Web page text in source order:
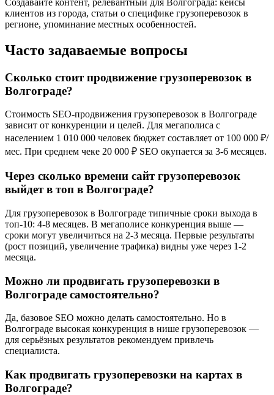
клиентов из города, статьи о специфике грузоперевозок в
регионе, упоминание местных особенностей.
Часто задаваемые вопросы
Сколько стоит продвижение грузоперевозок в
Волгограде?
Стоимость SEO-продвижения грузоперевозок в Волгограде
зависит от конкуренции и целей. Для мегаполиса с
населением 1 010 000 человек бюджет составляет от 100 000 ₽/
мес. При среднем чеке 20 000 ₽ SEO окупается за 3-6 месяцев.
Через сколько времени сайт грузоперевозок
выйдет в топ в Волгограде?
Для грузоперевозок в Волгограде типичные сроки выхода в
топ-10: 4-8 месяцев. В мегаполисе конкуренция выше —
сроки могут увеличиться на 2-3 месяца. Первые результаты
(рост позиций, увеличение трафика) видны уже через 1-2
месяца.
Можно ли продвигать грузоперевозки в
Волгограде самостоятельно?
Да, базовое SEO можно делать самостоятельно. Но в
Волгограде высокая конкуренция в нише грузоперевозок —
для серьёзных результатов рекомендуем привлечь
специалиста.
Как продвигать грузоперевозки на картах в
Волгограде?